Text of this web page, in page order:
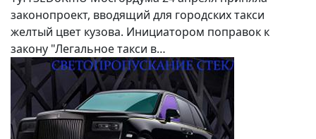
законопроект, вводящий для городских такси
желтый цвет кузова. Инициатором поправок к
закону "Легальное такси в…